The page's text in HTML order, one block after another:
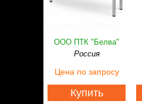
ООО ПТК "Белва"
Россия
Цена по запросу
Купить